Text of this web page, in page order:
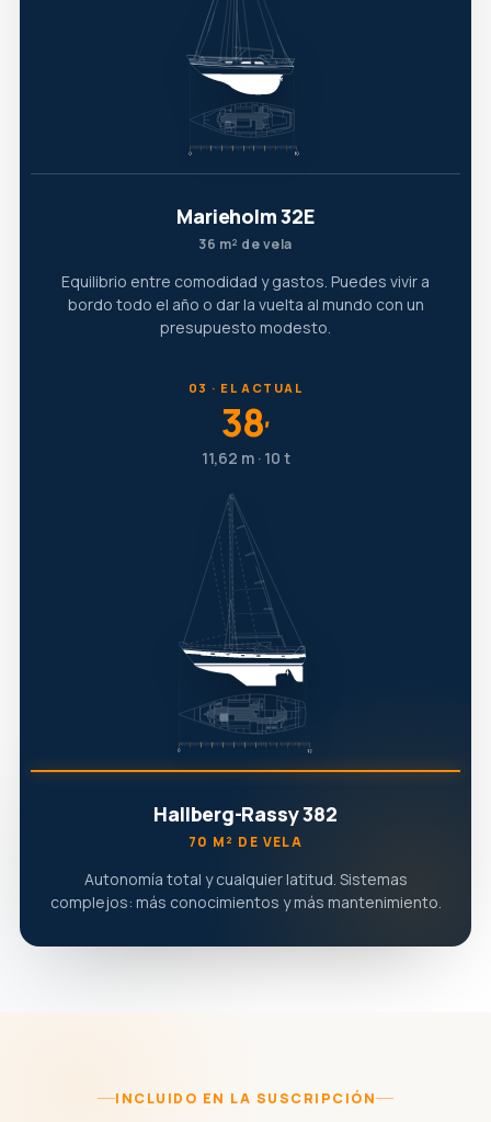
Marieholm 32E
36 m² de vela
Equilibrio entre comodidad y gastos. Puedes vivir a
bordo todo el año o dar la vuelta al mundo con un
presupuesto modesto.
03 · EL ACTUAL
38′
11,62 m · 10 t
Hallberg-Rassy 382
70 M² DE VELA
Autonomía total y cualquier latitud. Sistemas
complejos: más conocimientos y más mantenimiento.
INCLUIDO EN LA SUSCRIPCIÓN